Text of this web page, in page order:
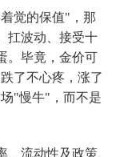
觉的保值"，那
扛波动、接受十
。毕竟，金价可
了不心疼，涨了
"慢牛"，而不是
流动性及政策